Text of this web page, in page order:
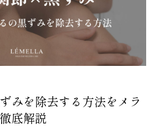
みを除去する方法をメラ
底解説